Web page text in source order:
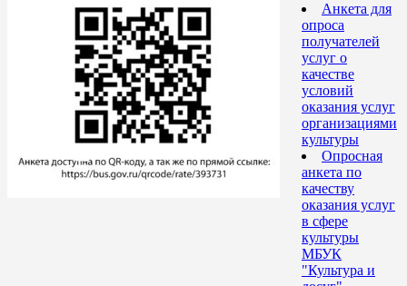
Анкета для
опроса
получателей
услуг о
качестве
условий
оказания услуг
организациями
культуры
Опросная
анкета по
качеству
оказания услуг
в сфере
культуры
МБУК
"Культура и